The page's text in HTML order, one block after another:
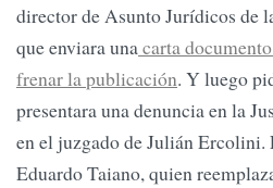
director de Asunto Jurídicos de
que enviara una carta
frenar la publicación. Y luego
presentara una denuncia en la
en el juzgado de Julián Ercolini.
Eduardo Taiano, quien